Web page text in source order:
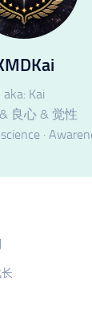
aka: Kai
良心 & 觉性
·